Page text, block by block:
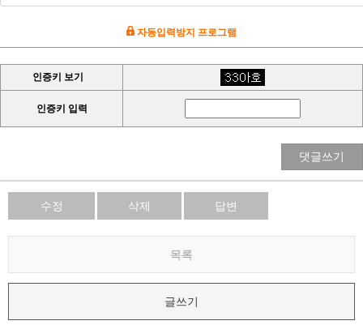
자동입력방지 프로그램
인증키 보기
인증키 입력
댓글쓰기
수정 삭제 답변
목록
글쓰기